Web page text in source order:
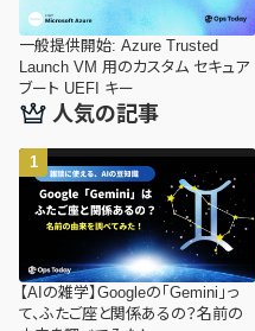
一般提供開始: Azure Trusted
Launch VM 用のカスタム セキュア
ブート UEFI キー
人気の記事
【AIの雑学】Googleの「Gemini」っ
て、ふたご座と関係あるの？名前の